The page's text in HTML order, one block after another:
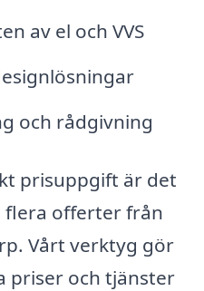
av el och VVS
och rådgivning
prisuppgift är det
flera offerter från
Vårt verktyg gör
priser och tjänster